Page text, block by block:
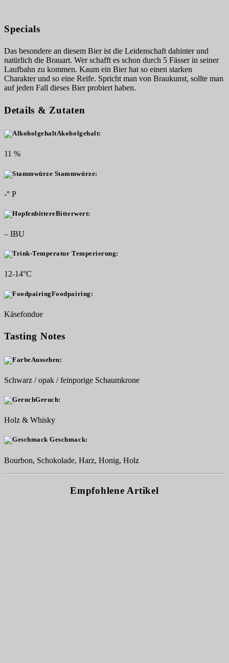
Specials
Das besondere an diesem Bier ist die Leidenschaft dahinter und
natürlich die Brauart. Wer schafft es schon durch 5 Fässer in seiner
Laufbahn zu kommen. Kaum ein Bier hat so einen starken
Charakter und so eine Reife. Spricht man von Braukunst, sollte man
auf jeden Fall dieses Bier probiert haben.
Details & Zutaten
Akoholgehalt:
11 %
Stammwürze:
-° P
Bitterwert:
– IBU
Temperierung:
12-14°C
Foodpairing:
Käsefondue
Tasting Notes
Aussehen:
Schwarz / opak / feinporige Schaumkrone
Geruch:
Holz & Whisky
Geschmack:
Bourbon, Schokolade, Harz, Honig, Holz
Empfohlene Artikel